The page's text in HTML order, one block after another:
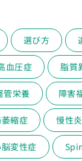
選び方
血圧症 脂質
管栄養 障害
縮症 慢性
変性症